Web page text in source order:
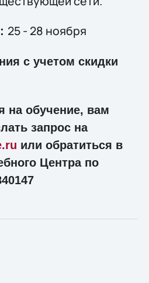
25 - 28 ноября
с учетом скидки
на обучение, вам
запрос на
или обратиться в
Центра по